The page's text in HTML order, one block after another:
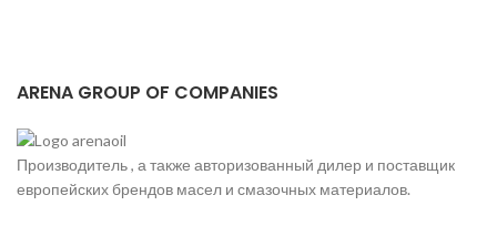
ARENA GROUP OF COMPANIES
Производитель , а также авторизованный дилер и поставщик
европейских брендов масел и смазочных материалов.